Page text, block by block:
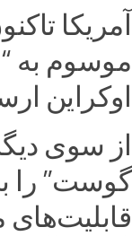
موسوم به
اوکراین
گوست” را
قابلیت‌های